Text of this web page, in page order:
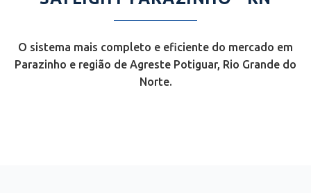
O sistema mais completo e eficiente do mercado em
Parazinho e região de Agreste Potiguar, Rio Grande do
Norte.